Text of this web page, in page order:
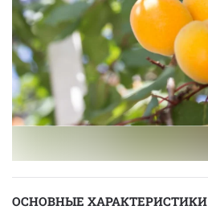
ОСНОВНЫЕ ХАРАКТЕРИСТИКИ